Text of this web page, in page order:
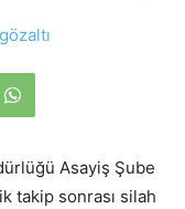
Asayiş Şube
takip sonrası silah